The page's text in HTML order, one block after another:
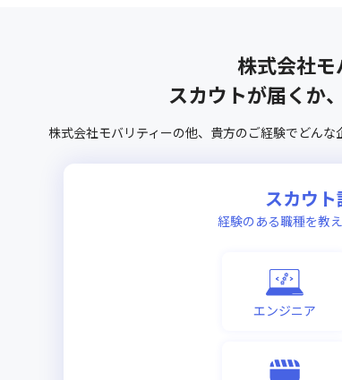
株式会社モ
スカウトが届くか
株式会社モバリティーの他、 貴方のご経験でどんな
スカウト
経験のある職種を教
エンジニア